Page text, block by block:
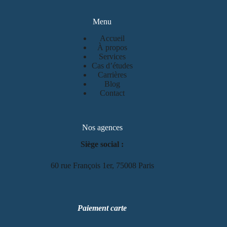
Menu
Accueil
À propos
Services
Cas d’études
Carrières
Blog
Contact
Nos agences
Siège social :
60 rue François 1er, 75008 Paris
Paiement carte